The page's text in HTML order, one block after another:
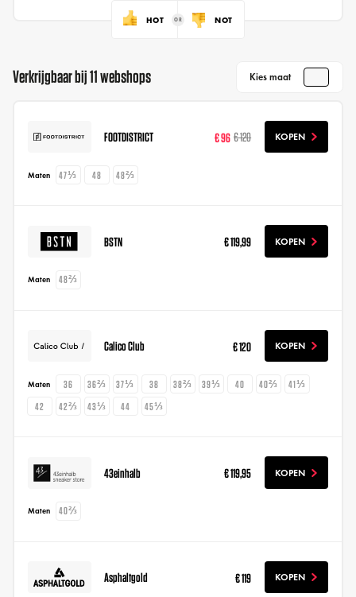
HOT NOT
Verkrijgbaar bij 11 webshops Kies maat
FOOTDISTRICT € 96 € 120 KOPEN
Maten 47⅓ 48 48⅔
BSTN € 119,99 KOPEN
Maten 48⅔
Calico Club € 120 KOPEN
Maten 36 36⅔ 37⅓ 38 38⅔ 39⅓ 40 40⅔
41⅓
42
42⅔ 43⅓ 44 45⅓
43einhalb € 119,95 KOPEN
Maten 40⅔
Asphaltgold € 119 KOPEN